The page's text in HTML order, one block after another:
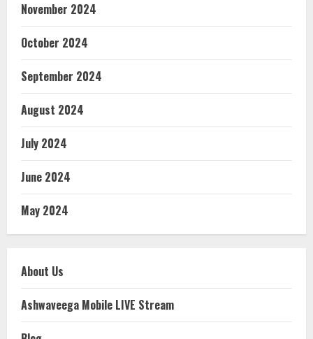
November 2024
October 2024
September 2024
August 2024
July 2024
June 2024
May 2024
About Us
Ashwaveega Mobile LIVE Stream